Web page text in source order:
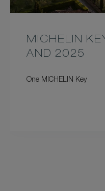
MICHELIN
AND 2025
One MICHELIN Key